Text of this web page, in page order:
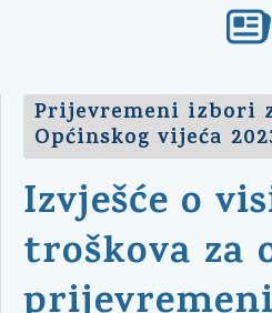
Prijevremeni izbori
Općinskog vijeća
Izvješće o
troškova za